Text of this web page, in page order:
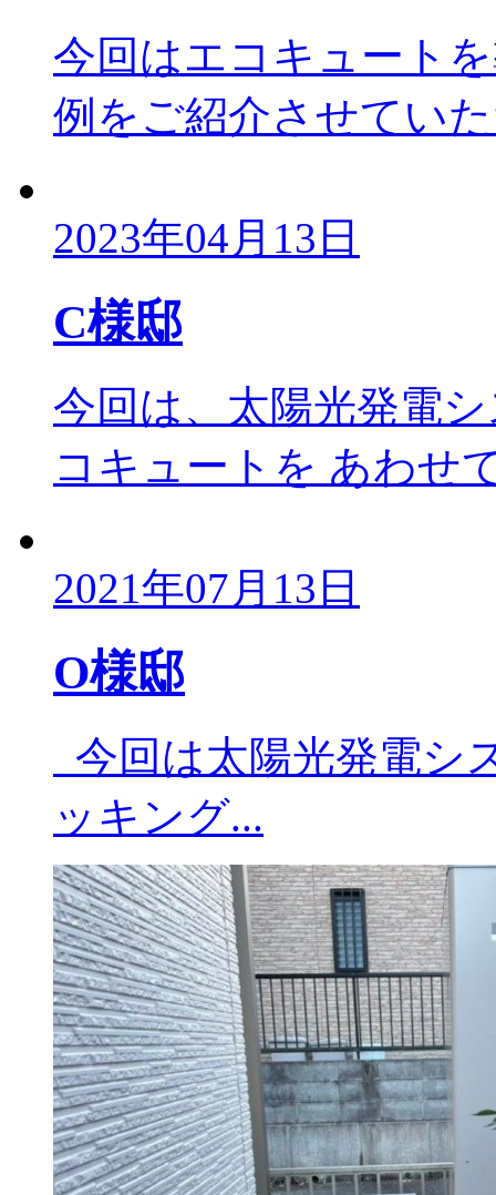
今回はエコキュート
例をご紹介させてい
2023年04月13日
C様邸
今回は、太陽光発電
コキュートを あわせ
2021年07月13日
O様邸
今回は太陽光発電シ
ッキング...